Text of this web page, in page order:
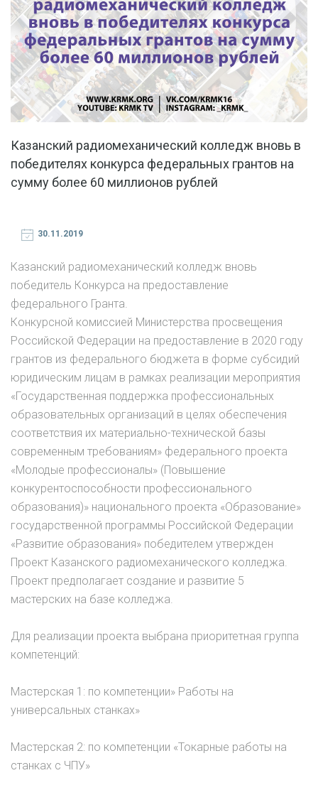
Казанский радиомеханический колледж вновь в
победителях конкурса федеральных грантов на
сумму более 60 миллионов рублей
30.11.2019
Казанский радиомеханический колледж вновь
победитель Конкурса на предоставление
федерального Гранта.
Конкурсной комиссией Министерства просвещения
Российской Федерации на предоставление в 2020 году
грантов из федерального бюджета в форме субсидий
юридическим лицам в рамках реализации мероприятия
«Государственная поддержка профессиональных
образовательных организаций в целях обеспечения
соответствия их материально-технической базы
современным требованиям» федерального проекта
«Молодые профессионалы» (Повышение
конкурентоспособности профессионального
образования)» национального проекта «Образование»
государственной программы Российской Федерации
«Развитие образования» победителем утвержден
Проект Казанского радиомеханического колледжа.
Проект предполагает создание и развитие 5
мастерских на базе колледжа.
Для реализации проекта выбрана приоритетная группа
компетенций:
Мастерская 1: по компетенции» Работы на
универсальных станках»
Мастерская 2: по компетенции «Токарные работы на
станках с ЧПУ»